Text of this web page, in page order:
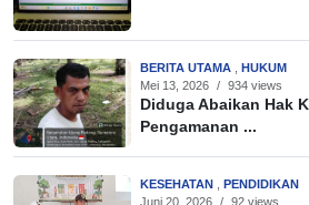
BERITA UTAMA
HUKUM
Mei 13, 2026 / 934 views
Diduga Abaikan Hak
Pengamanan ...
KESEHATAN
PENDIDIKAN
Juni 20, 2026 / 92 views